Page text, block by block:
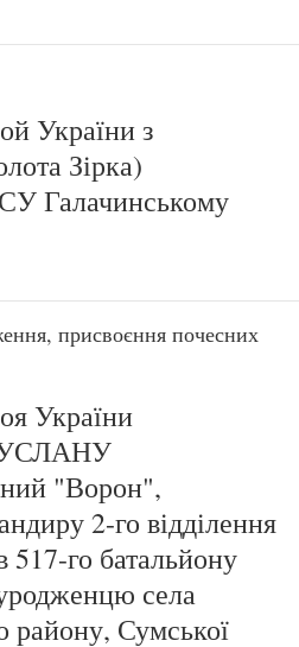
України з
Зірка)
Галачинському
присвоєння почесних
України
"Ворон",
2-го відділення
517-го батальйону
села
району, Сумської